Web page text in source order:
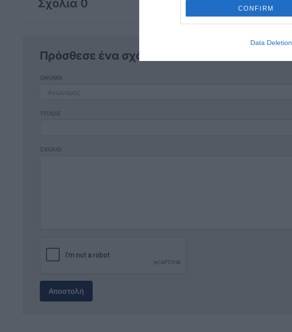
CONFIRM
Data Deletion
Σχόλια 0
Πρόσθεσε ένα σχόλιο
ΟΝΟΜΑ
ΤΙΤΛΟΣ
ΣΧΟΛΙΟ
Αποστολή